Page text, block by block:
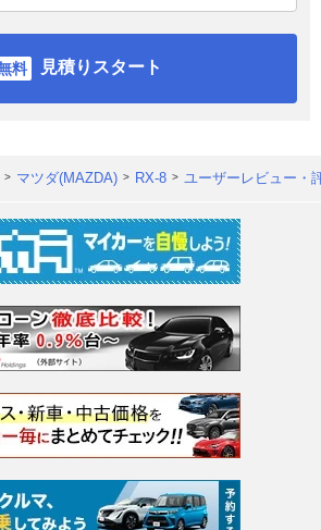
見積りスタート
マツダ(MAZDA) RX-8 ユーザーレビュー・